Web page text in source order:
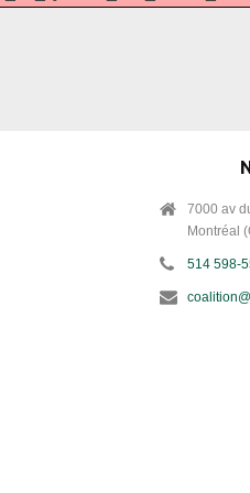
7000 av
Montréal
514 598-